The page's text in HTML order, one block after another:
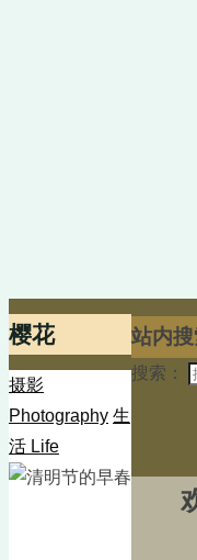
樱花
摄影
Photography 生
活 Life
站内
搜索：